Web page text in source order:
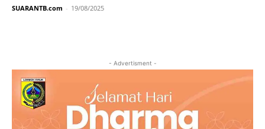
SUARANTB.com - 19/08/2025
- Advertisment -